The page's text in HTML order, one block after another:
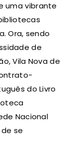
uma vibrante
Ora, sendo
de
Vila Nova de
do Livro
Nacional
se